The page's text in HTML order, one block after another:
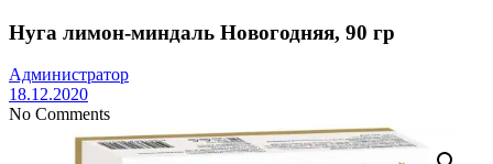
Нуга лимон-миндаль Новогодняя, 90 гр
Администратор
18.12.2020
No Comments